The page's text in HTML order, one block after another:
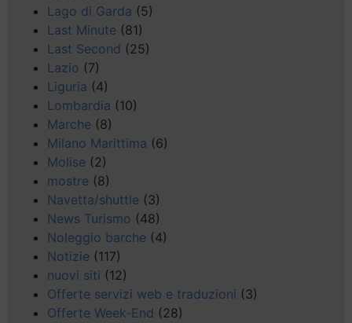
Lago di Garda (5)
Last Minute (81)
Last Second (25)
Lazio (7)
Liguria (4)
Lombardia (10)
Marche (8)
Milano Marittima (6)
Molise (2)
mostre (8)
Navetta/shuttle (3)
News Turismo (48)
Noleggio barche (4)
Notizie (117)
nuovi siti (12)
Offerte servizi web e traduzioni (3)
Offerte Week-End (28)